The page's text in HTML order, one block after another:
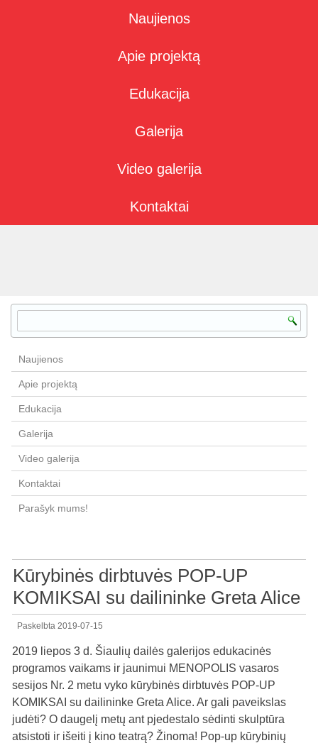
Naujienos
Apie projektą
Edukacija
Galerija
Video galerija
Kontaktai
Naujienos
Apie projektą
Edukacija
Galerija
Video galerija
Kontaktai
Parašyk mums!
Kūrybinės dirbtuvės POP-UP
KOMIKSAI su dailininke Greta Alice
Paskelbta 2019-07-15
2019 liepos 3 d. Šiaulių dailės galerijos edukacinės
programos vaikams ir jaunimui MENOPOLIS vasaros
sesijos Nr. 2 metu vyko kūrybinės dirbtuvės POP-UP
KOMIKSAI su dailininke Greta Alice. Ar gali paveikslas
judėti? O daugelį metų ant pjedestalo sėdinti skulptūra
atsistoti ir išeiti į kino teatrą? Žinoma! Pop-up kūrybinių